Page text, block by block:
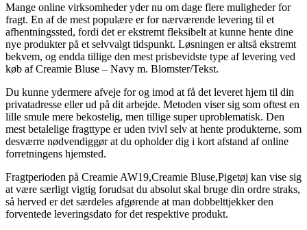
Mange online virksomheder yder nu om dage flere muligheder for
fragt. En af de mest populære er for nærværende levering til et
afhentningssted, fordi det er ekstremt fleksibelt at kunne hente dine
nye produkter på et selvvalgt tidspunkt. Løsningen er altså ekstremt
bekvem, og endda tillige den mest prisbevidste type af levering ved
køb af Creamie Bluse – Navy m. Blomster/Tekst.
Du kunne ydermere afveje for og imod at få det leveret hjem til din
privatadresse eller ud på dit arbejde. Metoden viser sig som oftest en
lille smule mere bekostelig, men tillige super uproblematisk. Den
mest betalelige fragttype er uden tvivl selv at hente produkterne, som
desværre nødvendiggør at du opholder dig i kort afstand af online
forretningens hjemsted.
Fragtperioden på Creamie AW19,Creamie Bluse,Pigetøj kan vise sig
at være særligt vigtig forudsat du absolut skal bruge din ordre straks,
så herved er det særdeles afgørende at man dobbelttjekker den
forventede leveringsdato for det respektive produkt.